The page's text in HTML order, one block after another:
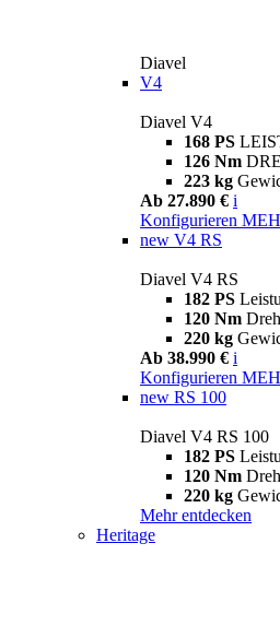
Diavel
V4
Diavel V4
168 PS
126 Nm
223 kg
Ab 27.890 € i
Konfigurieren
new V4 RS
Diavel V4 RS
182 PS
120 Nm
220 kg
Ab 38.990 € i
Konfigurieren
new RS 100
Diavel V4 RS 100
182 PS
120 Nm
220 kg
Mehr entdecken
Heritage